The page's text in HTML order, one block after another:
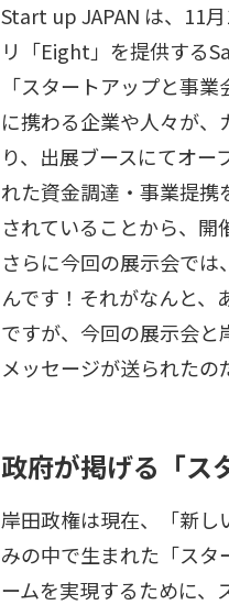
Start up JAPAN は、11
リ「Eight」を提供する
「スタートアップと事
に携わる企業や人々が
り、出展ブースにてオー
れた資金調達・事業提
されていることから、開
さらに今回の展示会で
んです！それがなんと
ですが、今回の展示会と
メッセージが送られたの
政府が掲げる「ス
岸田政権は現在、「新
みの中で生まれた「ス
ームを実現するために、